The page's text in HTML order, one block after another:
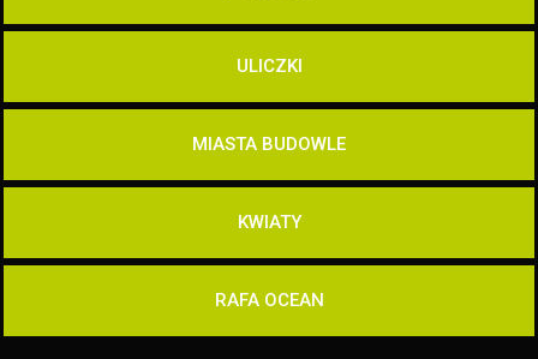
ULICZKI
MIASTA BUDOWLE
KWIATY
RAFA OCEAN